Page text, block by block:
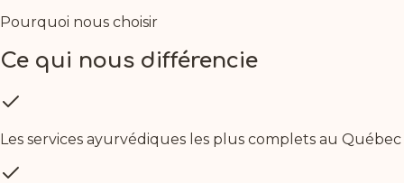
Pourquoi nous choisir
Ce qui nous différencie
Les services ayurvédiques les plus complets au Québec